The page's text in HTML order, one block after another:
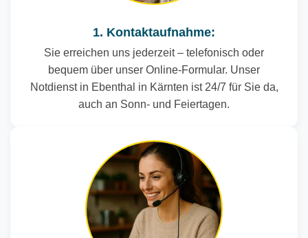
1. Kontaktaufnahme:
Sie erreichen uns jederzeit – telefonisch oder
bequem über unser Online-Formular. Unser
Notdienst in Ebenthal in Kärnten ist 24/7 für Sie da,
auch an Sonn- und Feiertagen.